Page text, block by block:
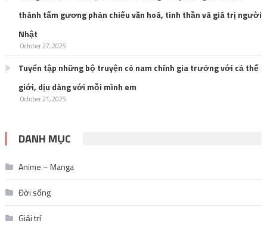
thành tấm gương phản chiếu văn hoá, tinh thần và giá trị người
Nhật
October 27, 2025
Tuyển tập những bộ truyện có nam chính gia trưởng với cả thế
giới, dịu dàng với mỗi mình em
October 21, 2025
DANH MỤC
Anime – Manga
Đời sống
Giải trí